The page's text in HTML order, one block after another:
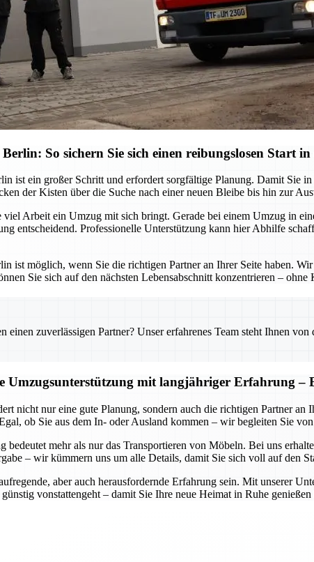
So sichern Sie sich einen reibungslosen Start
ist ein großer Schritt und erfordert sorgfältige Planung. Damit Sie
der Kisten über die Suche nach einer neuen Bleibe bis hin zur
Arbeit ein Umzug mit sich bringt. Gerade bei einem Umzug in
entscheidend. Professionelle Unterstützung kann hier Abhilfe
ist möglich, wenn Sie die richtigen Partner an Ihrer Seite haben.
Sie sich auf den nächsten Lebensabschnitt konzentrieren –
einen zuverlässigen Partner? Unser erfahrenes Team steht Ihnen
Umzugsunterstützung mit langjähriger Erfahrung –
nicht nur eine gute Planung, sondern auch die richtigen Partner
ob Sie aus dem In- oder Ausland kommen – wir begleiten Sie
bedeutet mehr als nur das Transportieren von Möbeln. Bei uns
– wir kümmern uns um alle Details, damit Sie sich voll auf den
aber auch herausfordernde Erfahrung sein. Mit unserer
vonstattengeht – damit Sie Ihre neue Heimat in Ruhe genießen